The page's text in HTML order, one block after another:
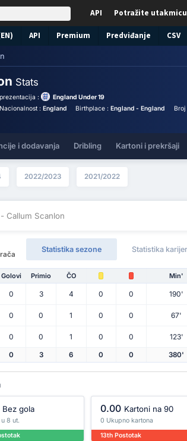
Potražite utakmicu
API
API Premium Predviđanje CSV
Stats
:
England Under 19
Nacionalnost : England Birthplace :England - England Broj
i dodavanja Dribling Kartoni i prekršaji
2022/2023 2021/2022
- Callum Scanlon
Statistika sezone Statistika
Golovi Primio ČO Min'
0 3 4 0 0
190'
0 0 1 0 0 67'
0 0 1 0 0 123'
0 3 6 0 0 380'
Bez gola
8 ut.
0.00 Kartoni na 90
0 Ukupno kartona
13th Postotak